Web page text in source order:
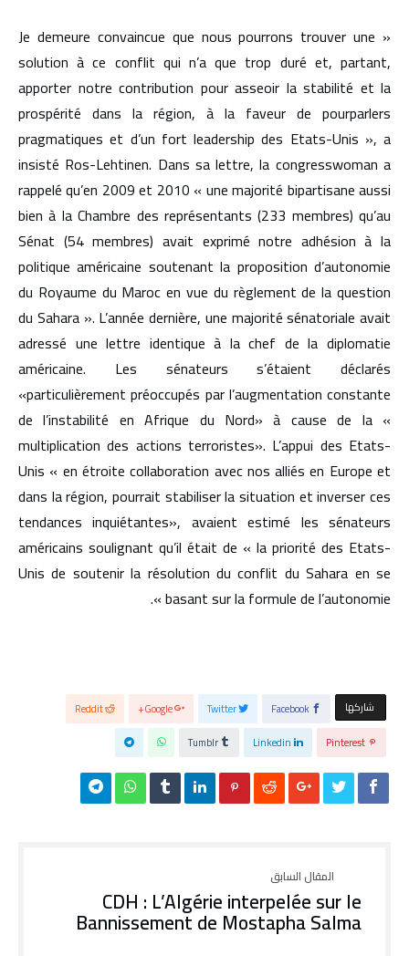
« Je demeure convaincue que nous pourrons trouver une
solution à ce conflit qui n’a que trop duré et, partant,
apporter notre contribution pour asseoir la stabilité et la
prospérité dans la région, à la faveur de pourparlers
pragmatiques et d’un fort leadership des Etats-Unis », a
insisté Ros-Lehtinen. Dans sa lettre, la congresswoman a
rappelé qu’en 2009 et 2010 « une majorité bipartisane aussi
bien à la Chambre des représentants (233 membres) qu’au
Sénat (54 membres) avait exprimé notre adhésion à la
politique américaine soutenant la proposition d’autonomie
du Royaume du Maroc en vue du règlement de la question
du Sahara ». L’année dernière, une majorité sénatoriale avait
adressé une lettre identique à la chef de la diplomatie
américaine. Les sénateurs s’étaient déclarés
«particulièrement préoccupés par l’augmentation constante
de l’instabilité en Afrique du Nord» à cause de la «
multiplication des actions terroristes». L’appui des Etats-
Unis « en étroite collaboration avec nos alliés en Europe et
dans la région, pourrait stabiliser la situation et inverser ces
tendances inquiétantes», avaient estimé les sénateurs
américains soulignant qu’il était de « la priorité des Etats-
Unis de soutenir la résolution du conflit du Sahara en se
basant sur la formule de l’autonomie ».
‫‫ شاركها‬ Facebook
Twitter
Google+
Reddit
Pinterest
Linkedin
Tumblr
CDH : L’Algérie interpelée sur le
Bannissement de Mostapha Salma